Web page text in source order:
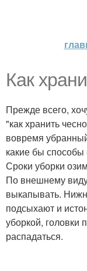
Как
Прежде всего,
"как хранить
вовремя
какие бы
Сроки уборки
По внешнему виду
выкапывать.
подсыхают и
уборкой, головки
распадаться.